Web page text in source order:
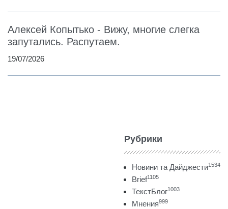
Алексей Копытько - Вижу, многие слегка
запутались. Распутаем.
19/07/2026
Рубрики
Новини та Дайджести1534
Brief1105
ТекстБлог1003
Мнения999